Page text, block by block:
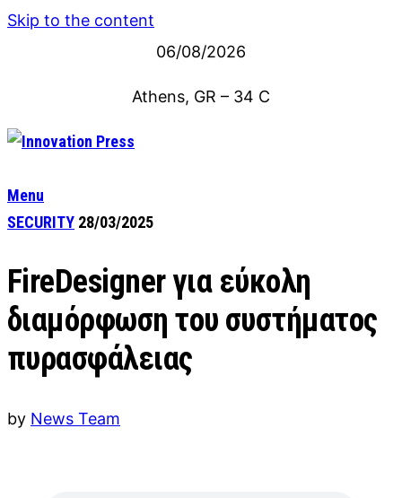
Skip to the content
06/08/2026
Athens, GR – 34 C
Menu
SECURITY 28/03/2025
FireDesigner για εύκολη
διαμόρφωση του συστήματος
πυρασφάλειας
by News Team